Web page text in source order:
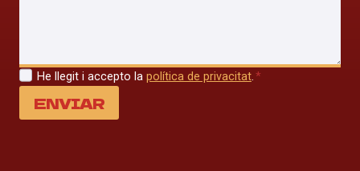
He llegit i accepto la política de privacitat.*
ENVIAR